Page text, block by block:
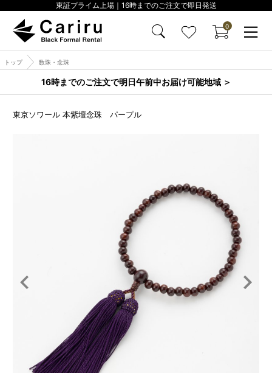
東証プライム上場｜16時までのご注文で即日発送
0
トップ 数珠・念珠
16時までのご注文で明日午前中お届け可能地域 ＞
東京ソワール 本紫壇念珠 パープル